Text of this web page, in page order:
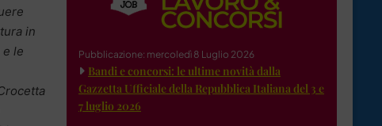
in
le
Pubblicazione: mercoledì 8 Luglio 2026
Bandi e concorsi: le ultime novità dalla
Gazzetta Ufficiale della Repubblica Italiana del 3 e
7 luglio 2026